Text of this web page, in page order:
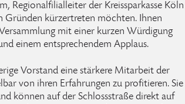
Regionalfilialleiter der Kreissparkasse Köln
Gründen kürzertreten möchten. Ihnen
mit einer kurzen Würdigung
einem entsprechendem Applaus.
Vorstand eine stärkere Mitarbeit der
von ihren Erfahrungen zu profitieren. Sie
können auf der Schlossstraße direkt auf